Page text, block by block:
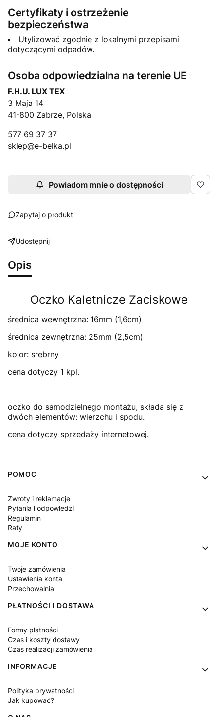
Certyfikaty i ostrzeżenie
bezpieczeństwa
Utylizować zgodnie z lokalnymi przepisami
dotyczącymi odpadów.
Osoba odpowiedzialna na terenie UE
F.H.U. LUX TEX
3 Maja 14
41-800 Zabrze, Polska
577 69 37 37
sklep@e-belka.pl
Powiadom mnie o dostępności
Zapytaj o produkt
Udostępnij
Opis
Oczko Kaletnicze Zaciskowe
średnica wewnętrzna: 16mm (1,6cm)
średnica zewnętrzna: 25mm (2,5cm)
kolor: srebrny
cena dotyczy 1 kpl.
oczko do samodzielnego montażu, składa się z
dwóch elementów: wierzchu i spodu.
cena dotyczy sprzedaży internetowej.
Linki w stopce
POMOC
Zwroty i reklamacje
Pytania i odpowiedzi
Regulamin
Raty
MOJE KONTO
Twoje zamówienia
Ustawienia konta
Przechowalnia
PŁATNOŚCI I DOSTAWA
Formy płatności
Czas i koszty dostawy
Czas realizacji zamówienia
INFORMACJE
Polityka prywatności
Jak kupować?